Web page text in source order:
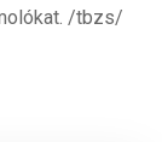
/tbzs/